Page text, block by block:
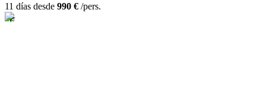
11 días desde 990 € /pers.